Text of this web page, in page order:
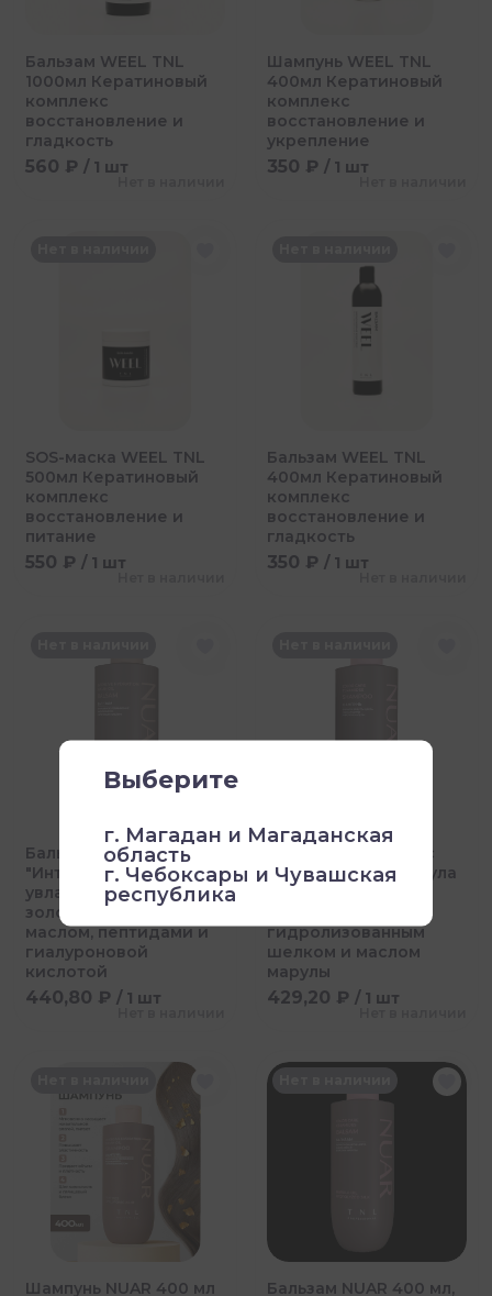
Бальзам WEEL TNL
1000мл Кератиновый
комплекс
восстановление и
гладкость
560 ₽ / 1 шт
Шампунь WEEL TNL
400мл Кератиновый
комплекс
восстановление и
укрепление
350 ₽ / 1 шт
SOS-маска WEEL TNL
500мл Кератиновый
комплекс
восстановление и
питание
550 ₽ / 1 шт
Бальзам WEEL TNL
400мл Кератиновый
комплекс
восстановление и
гладкость
350 ₽ / 1 шт
Бальзам NUAR 400 мл
"Интенсивное
увлажнение, жидкое
золото с аргановым
маслом, пептидами и
гиалуроновой
кислотой
440,80 ₽ / 1 шт
Шампунь для волос
NUAR 400 мл формула
защиты цвета с
гидролизованным
шелком и маслом
марулы
429,20 ₽ / 1 шт
Шампунь NUAR 400 мл Бальзам NUAR 400 мл,
Выберите
г. Магадан и Магаданская
область
г. Чебоксары и Чувашская
республика